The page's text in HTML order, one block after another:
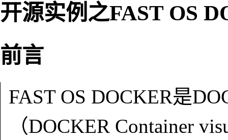
开源实例之FAST OS
前言
FAST OS DOCKER是
（DOCKER Container